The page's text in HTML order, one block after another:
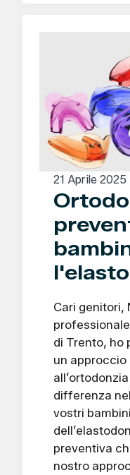
21 Aprile 2025
Cari genitori,
di Trento, ho
un
differenza
vostri
preventiva
nostro